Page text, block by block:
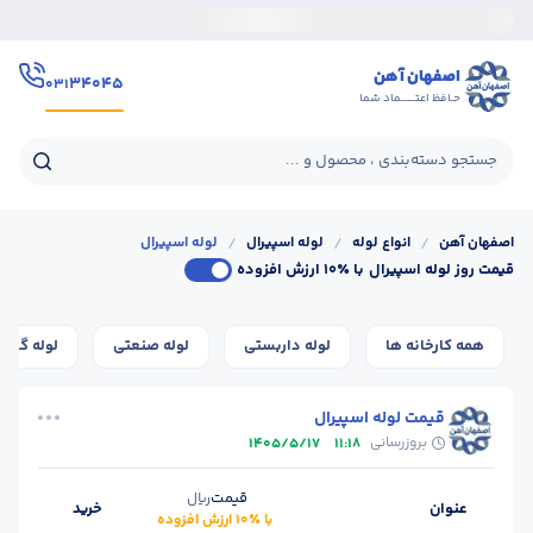
اصفهان آهن
حـافظ اعتــــــماد شما
۳۴۰۴۵۰۳۱
جستجو دسته‌بندی ، محصول و ...
اصفهان آهن / انواع لوله / لوله اسپیرال / لوله اسپیرال
قیمت روز لوله اسپیرال با ٪۱۰ ارزش افزوده
همه کارخانه ها لوله داربستی لوله صنعتی لوله
قیمت لوله اسپیرال
بروزرسانی 11:18
1405/5/17
عنوان قیمتریال
با ٪۱۰ ارزش افزوده
خرید